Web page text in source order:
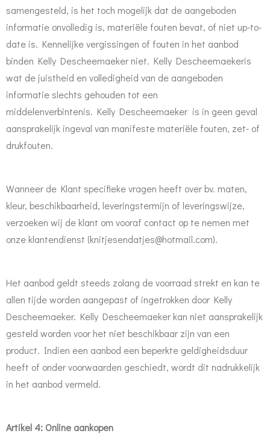
samengesteld, is het toch mogelijk dat de aangeboden
informatie onvolledig is, materiële fouten bevat, of niet up-to-
date is. Kennelijke vergissingen of fouten in het aanbod
binden Kelly Descheemaeker niet. Kelly Descheemaekeris
wat de juistheid en volledigheid van de aangeboden
informatie slechts gehouden tot een
middelenverbintenis. Kelly Descheemaeker is in geen geval
aansprakelijk ingeval van manifeste materiële fouten, zet- of
drukfouten.
Wanneer de Klant specifieke vragen heeft over bv. maten,
kleur, beschikbaarheid, leveringstermijn of leveringswijze,
verzoeken wij de klant om vooraf contact op te nemen met
onze klantendienst (knitjesendatjes@hotmail.com).
Het aanbod geldt steeds zolang de voorraad strekt en kan te
allen tijde worden aangepast of ingetrokken door Kelly
Descheemaeker. Kelly Descheemaeker kan niet aansprakelijk
gesteld worden voor het niet beschikbaar zijn van een
product. Indien een aanbod een beperkte geldigheidsduur
heeft of onder voorwaarden geschiedt, wordt dit nadrukkelijk
in het aanbod vermeld.
Artikel 4: Online aankopen